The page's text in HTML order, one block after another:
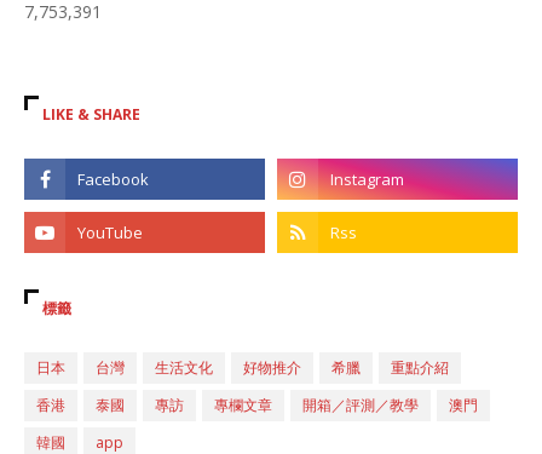
7,753,391
LIKE & SHARE
標籤
日本 台灣 生活文化 好物推介 希臘
重點介紹
香港
泰國 專訪 專欄文章 開箱／評測／教學
澳門
韓國
app